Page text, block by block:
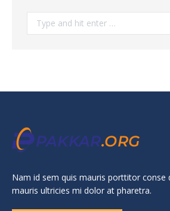
Search:
Nam id sem quis mauris porttitor conse
mauris ultricies mi dolor at pharetra.